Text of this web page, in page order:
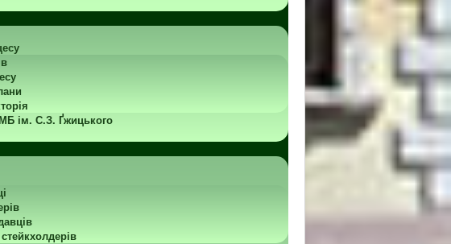
ім. С.З. Ґжицького